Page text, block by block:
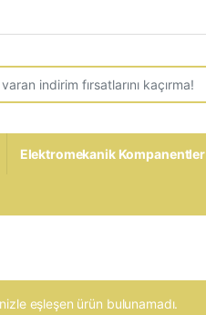
Elektromekanik Kompanentler
eşleşen ürün bulunamadı.